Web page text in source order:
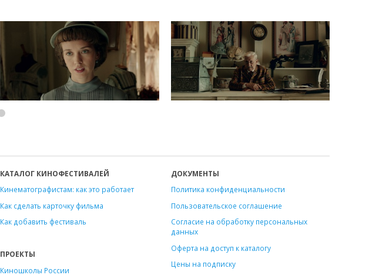
КАТАЛОГ КИНОФЕСТИВАЛЕЙ
Кинематографистам: как это работает
Как сделать карточку фильма
Как добавить фестиваль
ПРОЕКТЫ
Киношколы России
ДОКУМЕНТЫ
Политика конфиденциальности
Пользовательское соглашение
Согласие на обработку персональных
данных
Оферта на доступ к каталогу
Цены на подписку